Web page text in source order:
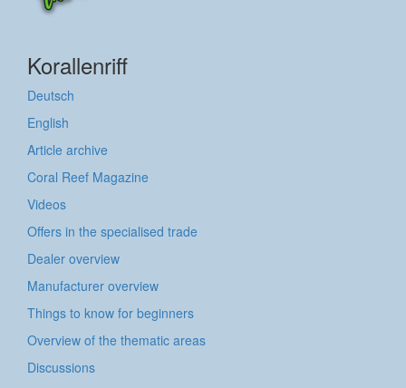
Korallenriff
Deutsch
English
Article archive
Coral Reef Magazine
Videos
Offers in the specialised trade
Dealer overview
Manufacturer overview
Things to know for beginners
Overview of the thematic areas
Discussions